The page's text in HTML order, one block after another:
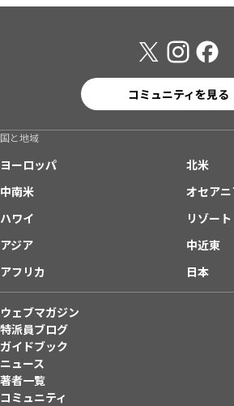
コミュニティを見る
国と地域
ヨーロッパ
北米
中南米
オセア
ハワイ
リゾート
アジア
中近東
アフリカ
日本
ウェブマガジン
特派員ブログ
ガイドブック
ニュース
著者一覧
コミュニティ